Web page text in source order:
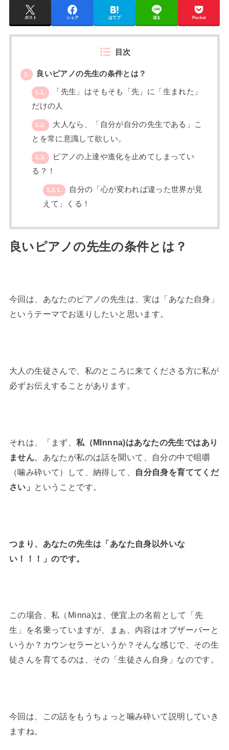
ポスト シェア はてブ 送る Pocket
目次
1. 良いピアノの先生の条件とは？
1.1.
「先生」はそもそも「先」に「生まれた」
だけの人
1.2.
大人なら、「自分が自分の先生である」こ
とを常に意識して欲しい。
1.3.
ピアノの上達や進化を止めてしまってい
る？！
1.3.1.
自分の「心が変われば違った世界が見
えて」くる！
良いピアノの先生の条件とは？
今回は、あなたのピアノの先生は、実は「あなた自身」
というテーマでお送りしたいと思います。
大人の生徒さんで、私のところに来てくださる方に私が
必ずお伝えすることがあります。
それは、「まず、私（MInnna)はあなたの先生ではあり
ません。あなたが私のは話を聞いて、自分の中で咀嚼
（噛み砕いて）して、納得して、
自分自身を育ててくだ
さい」
ということです。
つまり、あなたの先生は「あなた自身以外いな
い！！！」のです。
この場合、私（Minna)は、便宜上の名前として「先
生」を名乗っていますが、まぁ、内容はオブザーバーと
いうか？カウンセラーというか？そんな感じで、その生
徒さんを育てるのは、その「生徒さん自身」なのです。
今回は、この話をもうちょっと噛み砕いて説明していき
ますね。